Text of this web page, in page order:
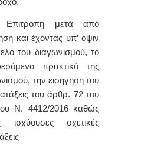
Επιτροπή μετά από
και έχοντας υπ’ όψιν
του διαγωνισμού, το
πρακτικό της
την εισήγηση του
του άρθρ. 72 του
Ν. 4412/2016 καθώς
σχετικές